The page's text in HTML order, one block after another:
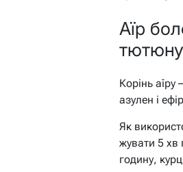
Аїр
тютюну
Корінь
азулен і
Як
жувати 5 хв
годину,